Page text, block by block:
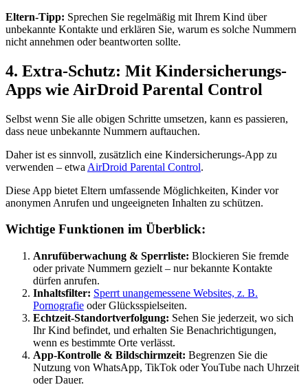
Eltern-Tipp: Sprechen Sie regelmäßig mit Ihrem Kind über
unbekannte Kontakte und erklären Sie, warum es solche Nummern
nicht annehmen oder beantworten sollte.
4. Extra-Schutz: Mit Kindersicherungs-
Apps wie AirDroid Parental Control
Selbst wenn Sie alle obigen Schritte umsetzen, kann es passieren,
dass neue unbekannte Nummern auftauchen.
Daher ist es sinnvoll, zusätzlich eine Kindersicherungs-App zu
verwenden – etwa AirDroid Parental Control.
Diese App bietet Eltern umfassende Möglichkeiten, Kinder vor
anonymen Anrufen und ungeeigneten Inhalten zu schützen.
Wichtige Funktionen im Überblick:
Anrufüberwachung & Sperrliste: Blockieren Sie fremde
oder private Nummern gezielt – nur bekannte Kontakte
dürfen anrufen.
Inhaltsfilter: Sperrt unangemessene Websites, z. B.
Pornografie oder Glücksspielseiten.
Echtzeit-Standortverfolgung: Sehen Sie jederzeit, wo sich
Ihr Kind befindet, und erhalten Sie Benachrichtigungen,
wenn es bestimmte Orte verlässt.
App-Kontrolle & Bildschirmzeit: Begrenzen Sie die
Nutzung von WhatsApp, TikTok oder YouTube nach Uhrzeit
oder Dauer.